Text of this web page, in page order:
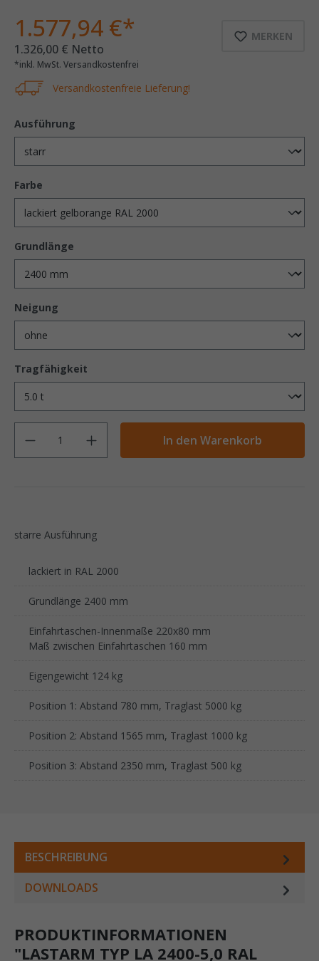
MERKEN
1.577,94 €*
1.326,00 € Netto
*inkl. MwSt. Versandkostenfrei
Versandkostenfreie Lieferung!
Ausführung
Farbe
Grundlänge
Neigung
Tragfähigkeit
Anzahl
In den Warenkorb
starre Ausführung
lackiert in RAL 2000
Grundlänge 2400 mm
Einfahrtaschen-Innenmaße 220x80 mm
Maß zwischen Einfahrtaschen 160 mm
Eigengewicht 124 kg
Position 1: Abstand 780 mm, Traglast 5000 kg
Position 2: Abstand 1565 mm, Traglast 1000 kg
Position 3: Abstand 2350 mm, Traglast 500 kg
BESCHREIBUNG
DOWNLOADS
PRODUKTINFORMATIONEN
"LASTARM TYP LA 2400-5,0 RAL